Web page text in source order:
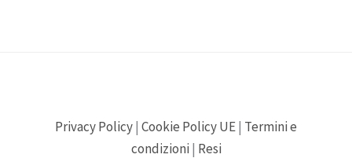
Privacy Policy| Cookie Policy UE| Termini e
condizioni | Resi